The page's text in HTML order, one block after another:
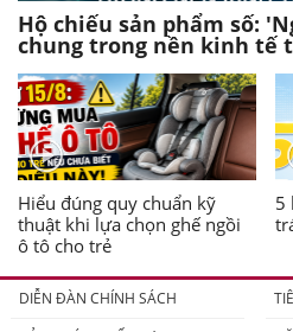
Hộ chiếu sản phẩm số:
chung trong nền kinh tế
Hiểu đúng quy chuẩn kỹ
thuật khi lựa chọn ghế ngồi
ô tô cho trẻ
5
DIỄN ĐÀN CHÍNH SÁCH